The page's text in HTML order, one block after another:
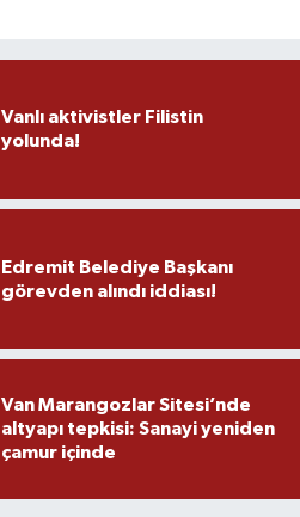
Vanlı aktivistler Filistin
yolunda!
Edremit Belediye Başkanı
görevden alındı iddiası!
Van Marangozlar Sitesi’nde
altyapı tepkisi: Sanayi yeniden
çamur içinde